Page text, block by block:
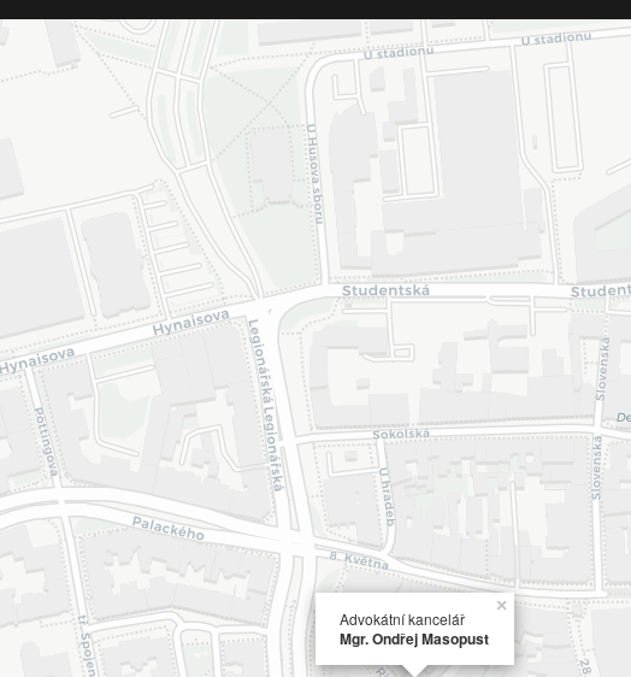
Advokátní kancelář
Mgr. Ondřej Masopust
×